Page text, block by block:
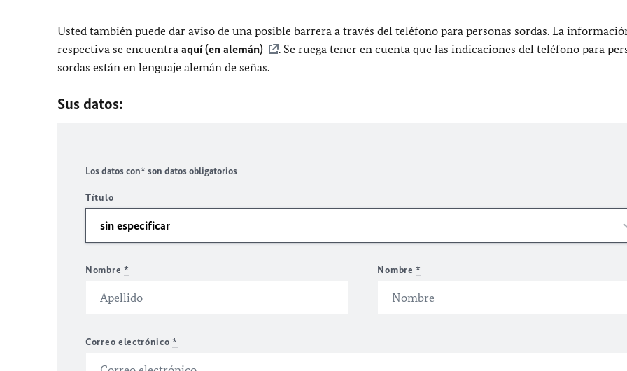
Usted también puede dar aviso de una posible barrera a través del teléfono para personas sordas. La
respectiva se encuentra aquí (en alemán)
. Se ruega tener en cuenta que las indicaciones del teléfono para
sordas están en lenguaje alemán de señas.
Sus datos:
Los datos con* son datos obligatorios
Título
Nombre * Nombre*
Correo electrónico*